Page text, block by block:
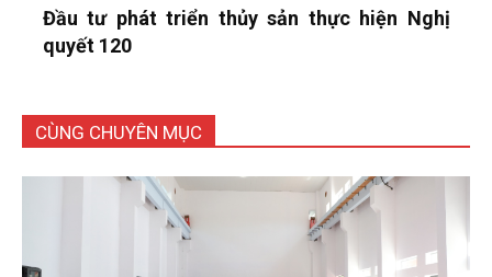
Đầu tư phát triển thủy sản thực hiện Nghị
quyết 120
CÙNG CHUYÊN MỤC